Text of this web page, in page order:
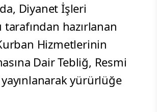
Diyanet İşleri
tarafından hazırlanan
Hizmetlerinin
Dair Tebliğ, Resmi
yürürlüğe